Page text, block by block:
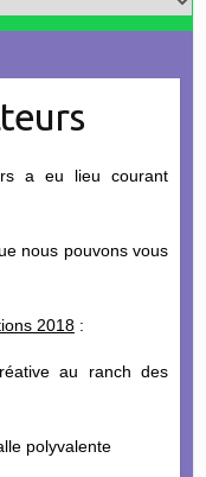
a eu lieu courant
nous pouvons vous
2018:
au ranch des
polyvalente